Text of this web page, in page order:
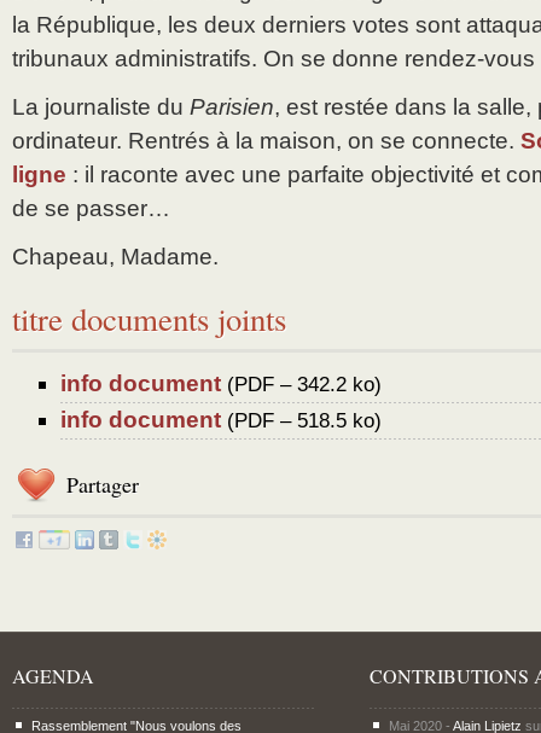
la République, les deux derniers votes sont
tribunaux administratifs. On se donne rendez-
La journaliste du Parisien, est restée dans la
ordinateur. Rentrés à la maison, on se connecte.
ligne : il raconte avec une parfaite objectivité et
de se passer…
Chapeau, Madame.
titre documents joints
info document (PDF – 342.2 ko)
info document (PDF – 518.5 ko)
Partager
AGENDA
Rassemblement "Nous voulons des
CONTRIBUTIONS
Mai 2020 - Alain Lipietz